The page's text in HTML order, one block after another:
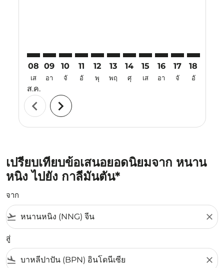
08
เส
ส.ค.
09
อา
10
จั
11
อั
12
พุ
13
พฤ
14
ศุ
15
เส
16
อา
17
จั
18
อั
chevron_left chevron_right
เปรียบเทียบข้อเสนอยอดนิยมจาก หนาน
หนิง ไปยัง กาลีมันตัน*
จาก
flight_takeoff close
สู่
flight_land close